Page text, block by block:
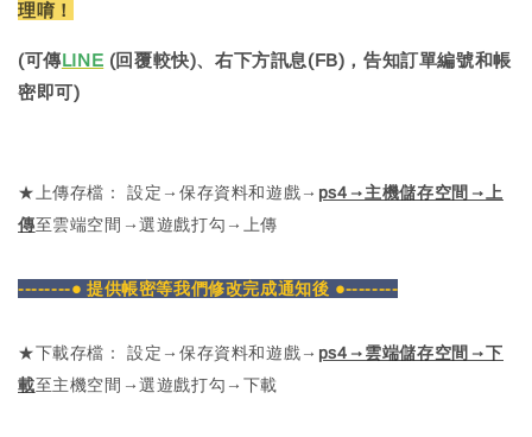
理唷！
(可傳LINE (回覆較快)、右下方訊息(FB)，告知訂單編號和帳
密即可)
★上傳存檔： 設定→保存資料和遊戲→ ps4→主機儲存空間→上
傳至雲端空間→選遊戲打勾→上傳
--------● 提供帳密等我們修改完成通知後 ●--------
★下載存檔： 設定→保存資料和遊戲→ ps4→雲端儲存空間→下
載至主機空間→選遊戲打勾→下載